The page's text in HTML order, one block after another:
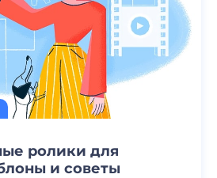
ролики для
и советы